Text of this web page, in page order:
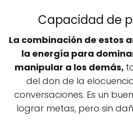
Capacidad de
La combinación de estos
la energía para
manipular a los demás,
del don de la
conversaciones. Es un
lograr metas, pero sin